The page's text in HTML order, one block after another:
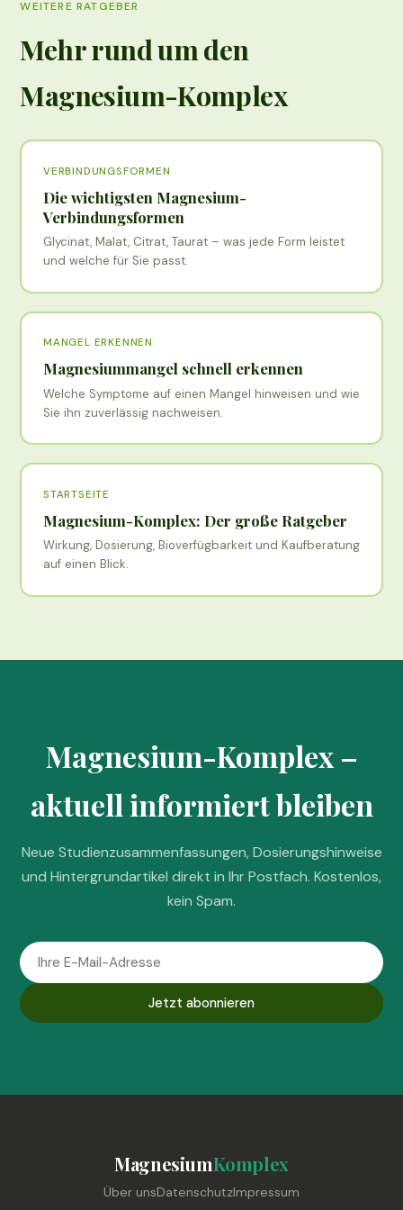
werden.
WEITERE RATGEBER
Mehr rund um den
Magnesium-Komplex
VERBINDUNGSFORMEN
Die wichtigsten Magnesium-
Verbindungsformen
Glycinat, Malat, Citrat, Taurat – was jede Form leistet
und welche für Sie passt.
MANGEL ERKENNEN
Magnesiummangel schnell erkennen
Welche Symptome auf einen Mangel hinweisen und wie
Sie ihn zuverlässig nachweisen.
STARTSEITE
Magnesium-Komplex: Der große Ratgeber
Wirkung, Dosierung, Bioverfügbarkeit und Kaufberatung
auf einen Blick.
Magnesium-Komplex –
aktuell informiert bleiben
Neue Studienzusammenfassungen, Dosierungshinweise
und Hintergrundartikel direkt in Ihr Postfach. Kostenlos,
kein Spam.
Jetzt abonnieren
MagnesiumKomplex
Über unsDatenschutzImpressum